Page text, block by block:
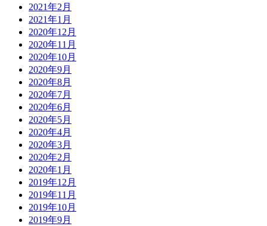
2021年2月
2021年1月
2020年12月
2020年11月
2020年10月
2020年9月
2020年8月
2020年7月
2020年6月
2020年5月
2020年4月
2020年3月
2020年2月
2020年1月
2019年12月
2019年11月
2019年10月
2019年9月